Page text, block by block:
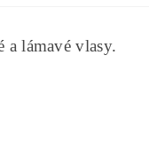
a lámavé vlasy.